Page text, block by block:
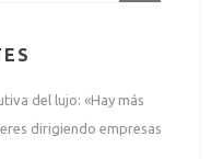
del lujo: «Hay más
dirigiendo empresas